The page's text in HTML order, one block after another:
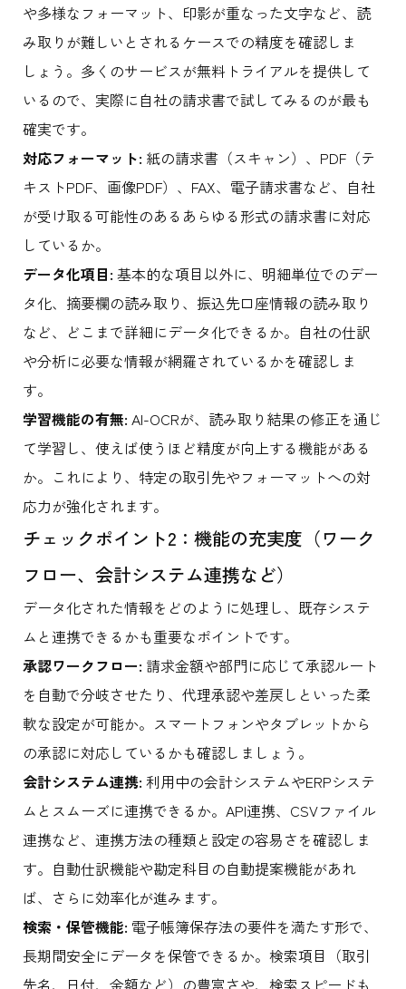
や多様なフォーマット、印影が重なった文字など、読
み取りが難しいとされるケースでの精度を確認しま
しょう。多くのサービスが無料トライアルを提供して
いるので、実際に自社の請求書で試してみるのが最も
確実です。
対応フォーマット: 紙の請求書（スキャン）、PDF（テ
キストPDF、画像PDF）、FAX、電子請求書など、自社
が受け取る可能性のあるあらゆる形式の請求書に対応
しているか。
データ化項目: 基本的な項目以外に、明細単位でのデー
タ化、摘要欄の読み取り、振込先口座情報の読み取り
など、どこまで詳細にデータ化できるか。自社の仕訳
や分析に必要な情報が網羅されているかを確認しま
す。
学習機能の有無: AI-OCRが、読み取り結果の修正を通じ
て学習し、使えば使うほど精度が向上する機能がある
か。これにより、特定の取引先やフォーマットへの対
応力が強化されます。
チェックポイント2：機能の充実度（ワーク
フロー、会計システム連携など）
データ化された情報をどのように処理し、既存システ
ムと連携できるかも重要なポイントです。
承認ワークフロー: 請求金額や部門に応じて承認ルート
を自動で分岐させたり、代理承認や差戻しといった柔
軟な設定が可能か。スマートフォンやタブレットから
の承認に対応しているかも確認しましょう。
会計システム連携: 利用中の会計システムやERPシステ
ムとスムーズに連携できるか。API連携、CSVファイル
連携など、連携方法の種類と設定の容易さを確認しま
す。自動仕訳機能や勘定科目の自動提案機能があれ
ば、さらに効率化が進みます。
検索・保管機能: 電子帳簿保存法の要件を満たす形で、
長期間安全にデータを保管できるか。検索項目（取引